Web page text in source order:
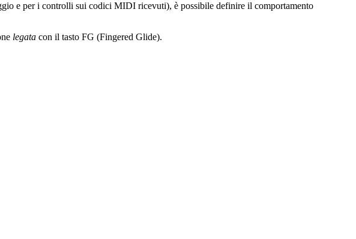
e per i controlli sui codici MIDI ricevuti), è possibile definire il comportamento
legata con il tasto FG (Fingered Glide).